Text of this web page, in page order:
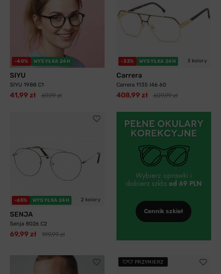
-40% WYSYŁKA 24H
SIYU
SIYU 1988 C1
41,99 zł 69,99 zł
-33% WYSYŁKA 24H 3 kolory
Carrera
Carrera 1135 I46 60
408,99 zł 609,99 zł
-65% WYSYŁKA 24H 2 kolory
SENJA
Senja 8026 C2
69,99 zł 199,99 zł
Cennik szkieł
PRZYMIERZ